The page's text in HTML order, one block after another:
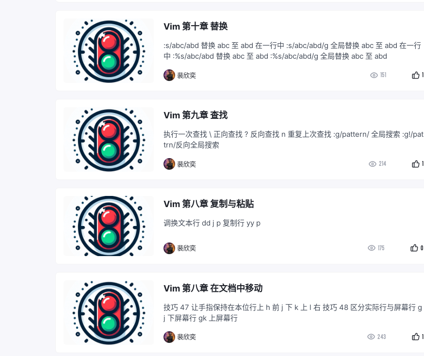
Vim 第十章 替换
:s/abc/abd 替换 abc 至 abd 在一行中 :s/abc/abd/g 全局替换 abc 至 abd 在一行
中 :%s/abc/abd 替换 abc 至 abd :%s/abc/abd/g 全局替换 abc 至 abd
裴欣奕 151 1
Vim 第九章 查找
执行一次查找 \ 正向查找 ? 反向查找 n 重复上次查找 :g/pattern/ 全局搜索 :g!/pat
trn/反向全局搜索
裴欣奕 214 1
Vim 第八章 复制与粘贴
调换文本行 dd j p 复制行 yy p
裴欣奕 175 0
Vim 第八章 在文档中移动
技巧 47 让手指保持在本位行上 h 前 j 下 k 上 l 右 技巧 48 区分实际行与屏幕行 g
j 下屏幕行 gk 上屏幕行
裴欣奕 243 1